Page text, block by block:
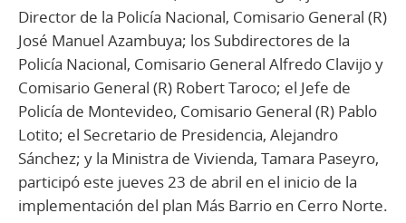
Director de la Policía Nacional, Comisario General (R)
José Manuel Azambuya; los Subdirectores de la
Policía Nacional, Comisario General Alfredo Clavijo y
Comisario General (R) Robert Taroco; el Jefe de
Policía de Montevideo, Comisario General (R) Pablo
Lotito; el Secretario de Presidencia, Alejandro
Sánchez; y la Ministra de Vivienda, Tamara Paseyro,
participó este jueves 23 de abril en el inicio de la
implementación del plan Más Barrio en Cerro Norte.